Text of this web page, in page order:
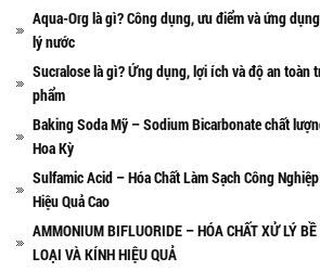
Aqua-Org là gì? Công dụng, ưu điểm và ứng
lý nước
Sucralose là gì? Ứng dụng, lợi ích và độ an toàn
phẩm
Baking Soda Mỹ – Sodium Bicarbonate chất
Hoa Kỳ
Sulfamic Acid – Hóa Chất Làm Sạch Công
Hiệu Quả Cao
AMMONIUM BIFLUORIDE – HÓA CHẤT XỬ LÝ
LOẠI VÀ KÍNH HIỆU QUẢ